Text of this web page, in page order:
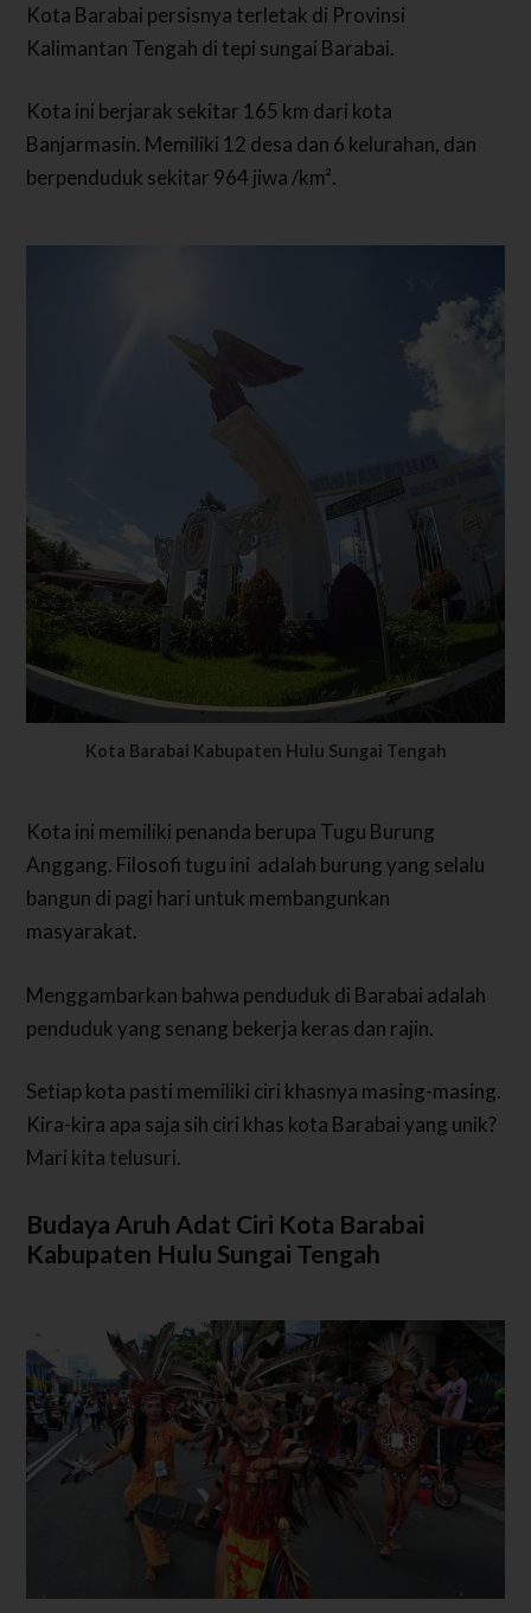
Kota Barabai persisnya terletak di Provinsi
Kalimantan Tengah di tepi sungai Barabai.
Kota ini berjarak sekitar 165 km dari kota
Banjarmasin. Memiliki 12 desa dan 6 kelurahan, dan
berpenduduk sekitar 964 jiwa /km².
Kota Barabai Kabupaten Hulu Sungai Tengah
Kota ini memiliki penanda berupa Tugu Burung
Anggang. Filosofi tugu ini adalah burung yang selalu
bangun di pagi hari untuk membangunkan
masyarakat.
Menggambarkan bahwa penduduk di Barabai adalah
penduduk yang senang bekerja keras dan rajin.
Setiap kota pasti memiliki ciri khasnya masing-masing.
Kira-kira apa saja sih ciri khas kota Barabai yang unik?
Mari kita telusuri.
Budaya Aruh Adat Ciri Kota Barabai
Kabupaten Hulu Sungai Tengah